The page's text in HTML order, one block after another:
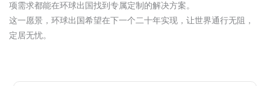
项需求都能在环球出国找到专属定制的解决方案。
这一愿景，环球出国希望在下一个二十年实现，让世界通行无阻，
定居无忧。